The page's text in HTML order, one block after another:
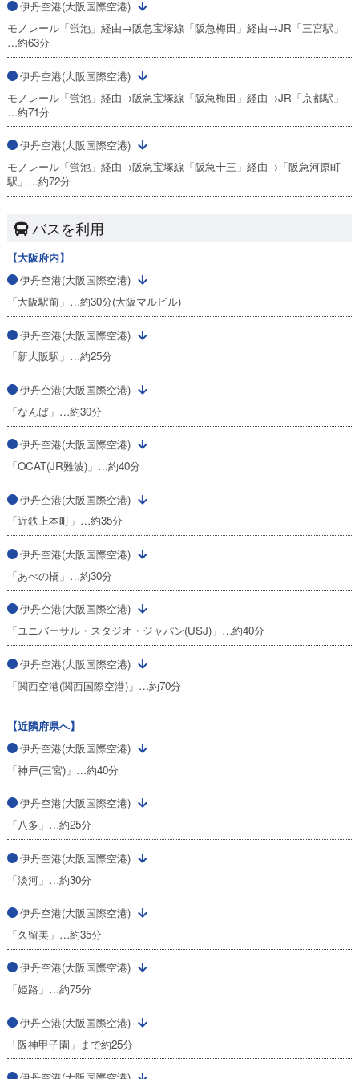
伊丹空港(大阪国際空港)
モノレール「蛍池」経由→阪急宝塚線「阪急梅田」経由→JR「三宮駅」
…約63分
伊丹空港(大阪国際空港)
モノレール「蛍池」経由→阪急宝塚線「阪急梅田」経由→JR「京都駅」
…約71分
伊丹空港(大阪国際空港)
モノレール「蛍池」経由→阪急宝塚線「阪急十三」経由→「阪急河原町
駅」…約72分
バスを利用
【大阪府内】
伊丹空港(大阪国際空港)
「大阪駅前」…約30分(大阪マルビル)
伊丹空港(大阪国際空港)
「新大阪駅」…約25分
伊丹空港(大阪国際空港)
「なんば」…約30分
伊丹空港(大阪国際空港)
「OCAT(JR難波)」…約40分
伊丹空港(大阪国際空港)
「近鉄上本町」…約35分
伊丹空港(大阪国際空港)
「あべの橋」…約30分
伊丹空港(大阪国際空港)
「ユニバーサル・スタジオ・ジャパン(USJ)」…約40分
伊丹空港(大阪国際空港)
「関西空港(関西国際空港)」…約70分
【近隣府県へ】
伊丹空港(大阪国際空港)
「神戸(三宮)」…約40分
伊丹空港(大阪国際空港)
「八多」…約25分
伊丹空港(大阪国際空港)
「淡河」…約30分
伊丹空港(大阪国際空港)
「久留美」…約35分
伊丹空港(大阪国際空港)
「姫路」…約75分
伊丹空港(大阪国際空港)
「阪神甲子園」まで約25分